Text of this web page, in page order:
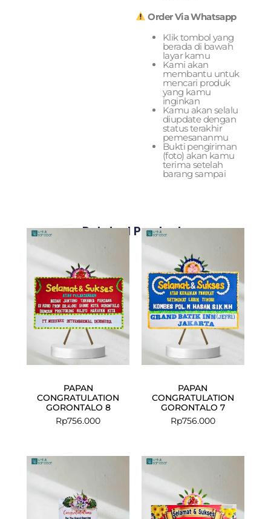
Order Via Whatsapp
Klik tombol yang
berada di bawah
layar kamu
Kami akan
membantu untuk
mencari produk
yang kamu
inginkan
Kamu akan selalu
diupdate dengan
status terakhir
pemesananmu
Bukti pengiriman
(foto) akan kamu
terima setelah
barang sampai
Related Products
PAPAN
CONGRATULATION
GORONTALO 8
Rp756.000
PAPAN
CONGRATULATION
GORONTALO 7
Rp756.000